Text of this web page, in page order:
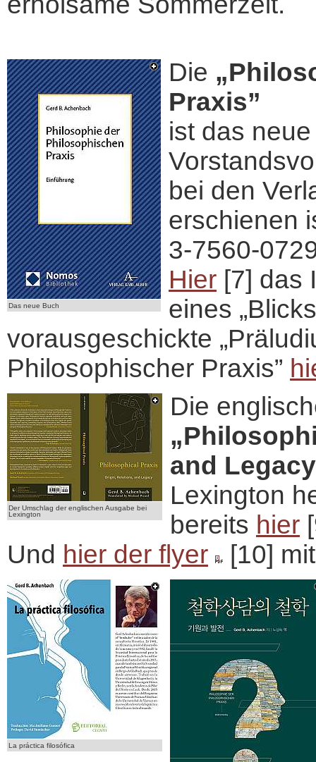
Das neue Buch
Die
Praxis”
ist das
bei den
erschienen
3-7560-
Hier [7] das
eines
vorausgeschickte
Philosophischer Praxis”
Der Umschlag der englischen Ausgabe bei
Lexington
Die
and
Lexington
bereits hier
Und hier der flyer [10]
La práctica filosófica